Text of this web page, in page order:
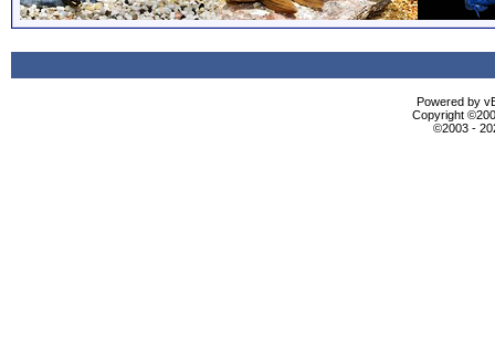
Powered by
Copyright
©2003 -